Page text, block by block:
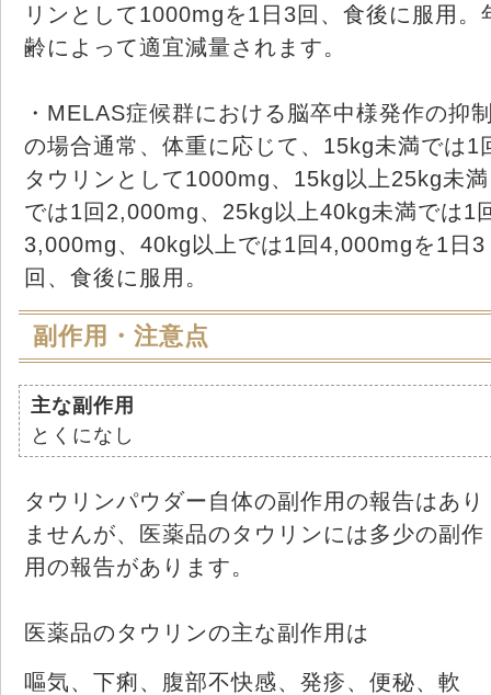
リンとして1000mgを1日3回、食後に服用。
齢によって適宜減量されます。
・MELAS症候群における脳卒中様発作の抑
の場合通常、体重に応じて、15kg未満では1
タウリンとして1000mg、15kg以上25kg未満
では1回2,000mg、25kg以上40kg未満では1
3,000mg、40kg以上では1回4,000mgを1日3
回、食後に服用。
副作用・注意点
主な副作用
とくになし
タウリンパウダー自体の副作用の報告はあり
ませんが、医薬品のタウリンには多少の副作
用の報告があります。
医薬品のタウリンの主な副作用は
嘔気、下痢、腹部不快感、発疹、便秘、軟